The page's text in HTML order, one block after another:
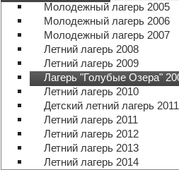
Молодежный лагерь 2005
Молодежный лагерь 2006
Молодежный лагерь 2007
Летний лагерь 2008
Летний лагерь 2009
Лагерь "Голубые Озера"
Летний лагерь 2010
Детский летний лагерь 2011
Летний лагерь 2011
Летний лагерь 2012
Летний лагерь 2013
Летний лагерь 2014